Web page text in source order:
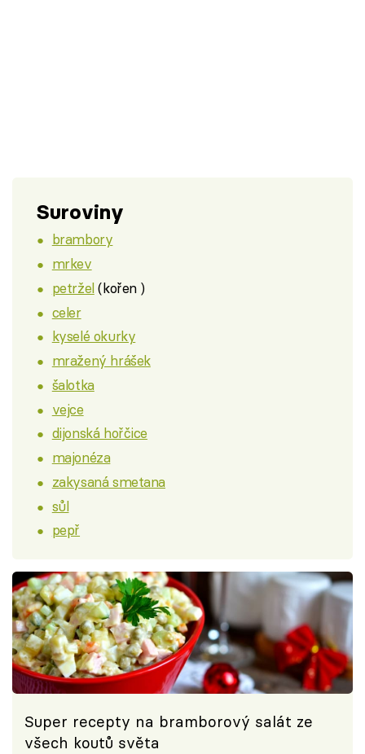
Suroviny
brambory
mrkev
petržel(kořen )
celer
kyselé okurky
mražený hrášek
šalotka
vejce
dijonská hořčice
majonéza
zakysaná smetana
sůl
pepř
Super recepty na bramborový salát ze
všech koutů světa